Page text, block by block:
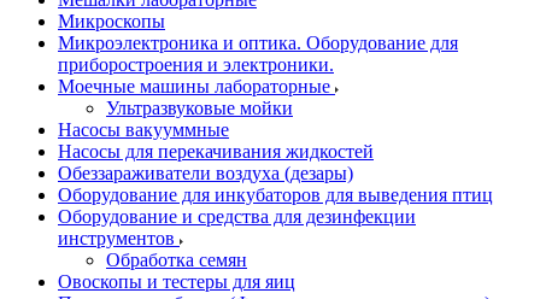
Микроскопы
Микроэлектроника и оптика. Оборудование для
приборостроения и электроники.
Моечные машины лабораторные
Ультразвуковые мойки
Насосы вакууммные
Насосы для перекачивания жидкостей
Обеззараживатели воздуха (дезары)
Оборудование для инкубаторов для выведения птиц
Оборудование и средства для дезинфекции
инструментов
Обработка семян
Овоскопы и тестеры для яиц